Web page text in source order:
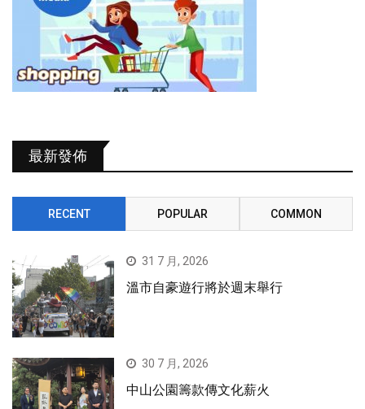
最新發佈
RECENT POPULAR COMMON
31 7 月, 2026
溫市自豪遊行將於週末舉行
30 7 月, 2026
中山公園籌款傳文化薪火